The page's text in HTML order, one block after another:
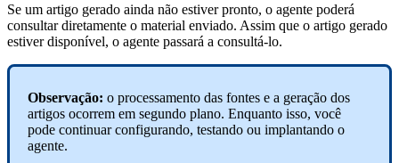
Se um artigo gerado ainda não estiver pronto, o agente poderá
consultar diretamente o material enviado. Assim que o artigo gerado
estiver disponível, o agente passará a consultá-lo.
Observação: o processamento das fontes e a geração dos
artigos ocorrem em segundo plano. Enquanto isso, você
pode continuar configurando, testando ou implantando o
agente.